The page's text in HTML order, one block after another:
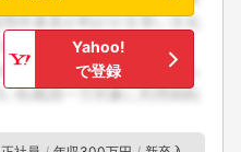
Yahoo!
で登録